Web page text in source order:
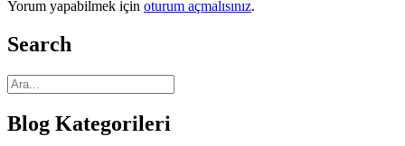
Yorum yapabilmek için oturum açmalısınız.
Search
Blog Kategorileri